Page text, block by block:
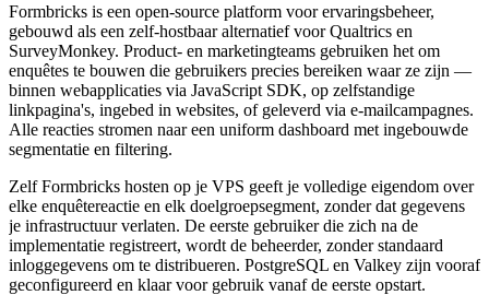
Formbricks is een open-source platform voor ervaringsbeheer,
gebouwd als een zelf-hostbaar alternatief voor Qualtrics en
SurveyMonkey. Product- en marketingteams gebruiken het om
enquêtes te bouwen die gebruikers precies bereiken waar ze zijn —
binnen webapplicaties via JavaScript SDK, op zelfstandige
linkpagina's, ingebed in websites, of geleverd via e-mailcampagnes.
Alle reacties stromen naar een uniform dashboard met ingebouwde
segmentatie en filtering.
Zelf Formbricks hosten op je VPS geeft je volledige eigendom over
elke enquêtereactie en elk doelgroepsegment, zonder dat gegevens
je infrastructuur verlaten. De eerste gebruiker die zich na de
implementatie registreert, wordt de beheerder, zonder standaard
inloggegevens om te distribueren. PostgreSQL en Valkey zijn vooraf
geconfigureerd en klaar voor gebruik vanaf de eerste opstart.